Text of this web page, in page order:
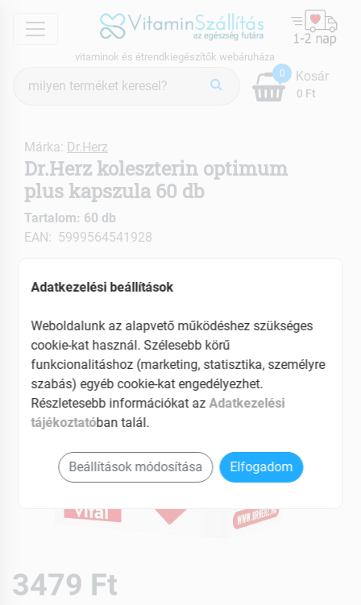
menu
vitaminok és étrendkiegészítők webáruháza
keresés
0
0 Ft
Kosár
Márka: Dr.Herz
Dr.Herz koleszterin optimum
plus kapszula 60 db
Tartalom: 60 db
EAN: 5999564541928
3479 Ft
Adatkezelési beállítások
Weboldalunk az alapvető működéshez szükséges
cookie-kat használ. Szélesebb körű
funkcionalitáshoz (marketing, statisztika, személyre
szabás) egyéb cookie-kat engedélyezhet.
Részletesebb információkat azAdatkezelési
tájékoztatóban talál.
Beállítások módosítása Elfogadom